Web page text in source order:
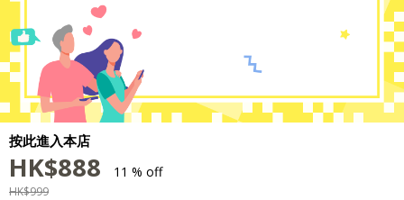
按此進入本店
HK$888 11 % off
HK$999